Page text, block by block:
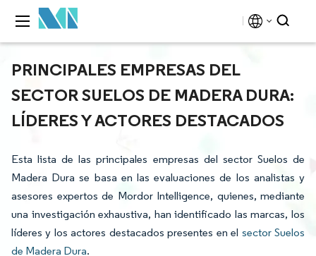
PRINCIPALES EMPRESAS DEL
SECTOR SUELOS DE MADERA DURA:
LÍDERES Y ACTORES DESTACADOS
Esta lista de las principales empresas del sector Suelos de
Madera Dura se basa en las evaluaciones de los analistas y
asesores expertos de Mordor Intelligence, quienes, mediante
una investigación exhaustiva, han identificado las marcas, los
líderes y los actores destacados presentes en el sector Suelos
de Madera Dura.